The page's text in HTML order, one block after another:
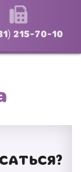
215-70-10